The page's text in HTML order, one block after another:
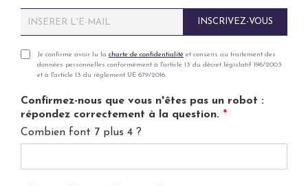
m
iP
v
a
y
Je confirme avoir lu la charte de confidentialité et consens au traitement des
données personnelles conformément à l'article 13 du décret législatif 196/2003
et à l'article 13 du règlement UE 679/2016.
Confirmez-nous que vous n'êtes pas un robot :
répondez correctement à la question. *
Combien font 7 plus 4 ?
INSCRIVEZ-VOUS